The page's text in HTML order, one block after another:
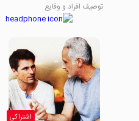
توصیف افراد و وقایع
اشتراکی